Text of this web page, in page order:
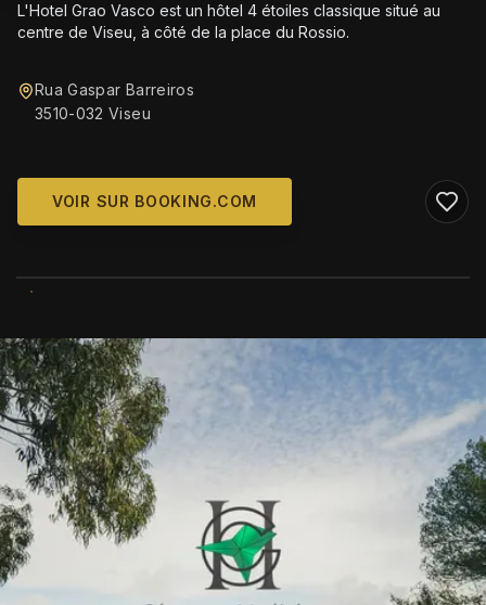
L'Hotel Grao Vasco est un hôtel 4 étoiles classique situé au
centre de Viseu, à côté de la place du Rossio.
Rua Gaspar Barreiros
3510-032 Viseu
VOIR SUR BOOKING.COM